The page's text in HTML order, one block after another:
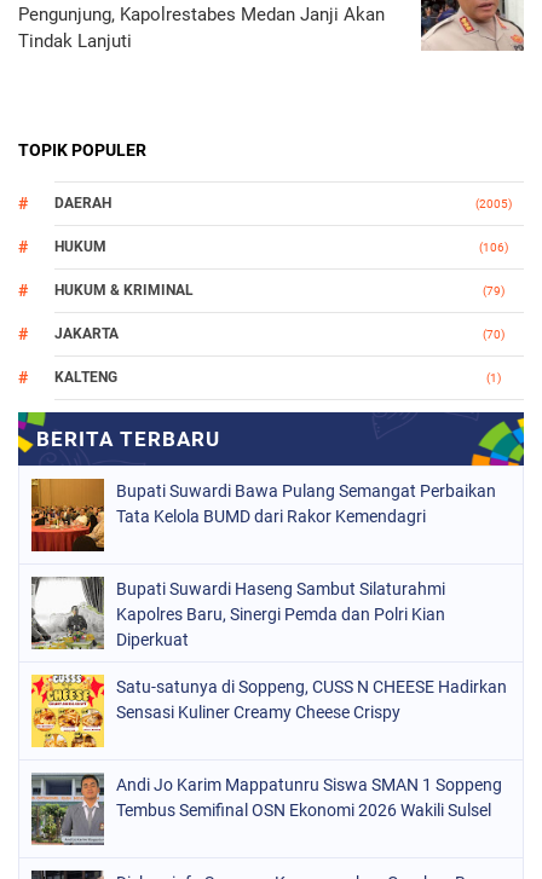
Pengunjung, Kapolrestabes Medan Janji Akan
Tindak Lanjuti
TOPIK POPULER
DAERAH (2005)
HUKUM (106)
HUKUM & KRIMINAL (79)
JAKARTA (70)
KALTENG (1)
(78)
NASIONAL (748)
ORGANISASI
PERISTIWA
POLITIK
POLRI
SOPPENG (1149)
SULSEL
Bupati Suwardi Bawa Pulang Semangat Perbaikan
Tata Kelola BUMD dari Rakor Kemendagri
Bupati Suwardi Haseng Sambut Silaturahmi
Kapolres Baru, Sinergi Pemda dan Polri Kian
Diperkuat
Satu-satunya di Soppeng, CUSS N CHEESE Hadirkan
Sensasi Kuliner Creamy Cheese Crispy
Andi Jo Karim Mappatunru Siswa SMAN 1 Soppeng
Tembus Semifinal OSN Ekonomi 2026 Wakili Sulsel